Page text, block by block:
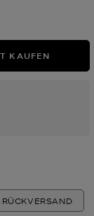
KAUFEN